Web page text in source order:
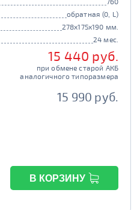
обратная (0, L)
278x175x190 мм.
24 мес.
15 440 руб.
при обмене старой АКБ
аналогичного типоразмера
15 990 руб.
В КОРЗИНУ